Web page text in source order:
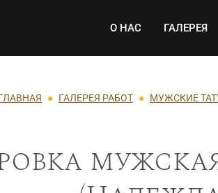
О НАС ГАЛЕРЕЯ
ГАЛЕРЕЯ РАБОТ МУЖСКИЕ